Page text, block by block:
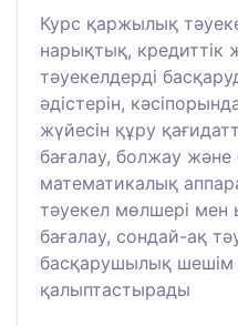
Курс қаржылық
нарықтық, кредиттік
тәуекелдерді
әдістерін,
жүйесін құру
бағалау, болжау және
математикалық
тәуекел мөлшері мен
бағалау, сондай-ақ
басқарушылық шешім
қалыптастырады